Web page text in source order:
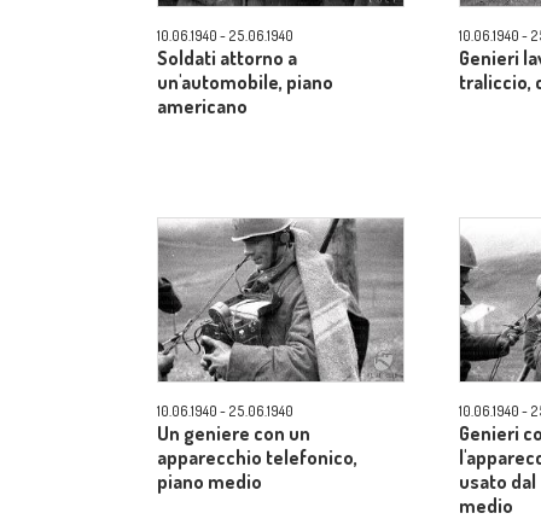
10.06.1940 - 25.06.1940
Soldati attorno a
un'automobile, piano
americano
10.06.1940 -
Genieri
traliccio,
10.06.1940 - 25.06.1940
Un geniere con un
apparecchio telefonico,
piano medio
10.06.1940 -
Genieri
usato
medio